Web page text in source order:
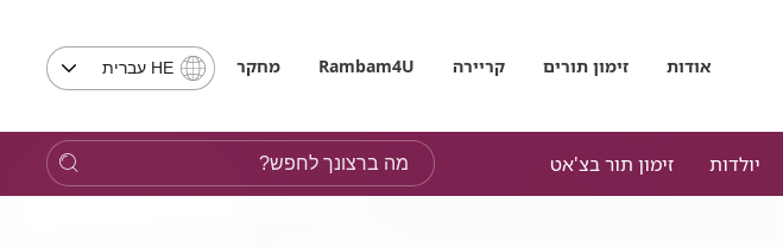
אודות זימון תורים קריירה Rambam4U מחקר
בחירת
שים
לב,
בבחירת
HE עברית
יולדות זימון תור בצ'אט
מה
ברצונך
לחפש?